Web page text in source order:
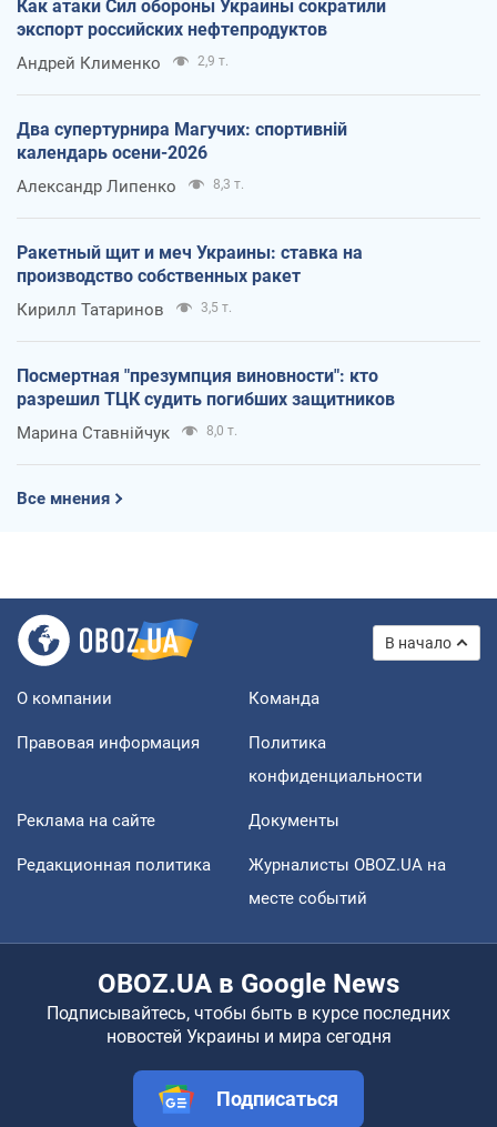
Как атаки Сил обороны Украины сократили
экспорт российских нефтепродуктов
Андрей Клименко 2,9 т.
Два супертурнира Магучих: спортивній
календарь осени-2026
Александр Липенко 8,3 т.
Ракетный щит и меч Украины: ставка на
производство собственных ракет
Кирилл Татаринов 3,5 т.
Посмертная "презумпция виновности": кто
разрешил ТЦК судить погибших защитников
Марина Ставнійчук 8,0 т.
Все мнения
В начало
О компании Команда
Правовая информация
Политика
конфиденциальности
Реклама на сайте Документы
Редакционная политика
Журналисты OBOZ.UA на
месте событий
OBOZ.UA в Google News
Подписывайтесь, чтобы быть в курсе последних
новостей Украины и мира сегодня
Подписаться